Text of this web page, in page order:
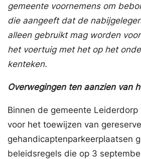
gemeente voornemens om
die aangeeft dat de
alleen gebruikt mag worden
het voertuig met het op het
kenteken.
Overwegingen ten aanzien van
Binnen de gemeente
voor het toewijzen van
gehandicaptenparkeerplaatsen
beleidsregels die op 3